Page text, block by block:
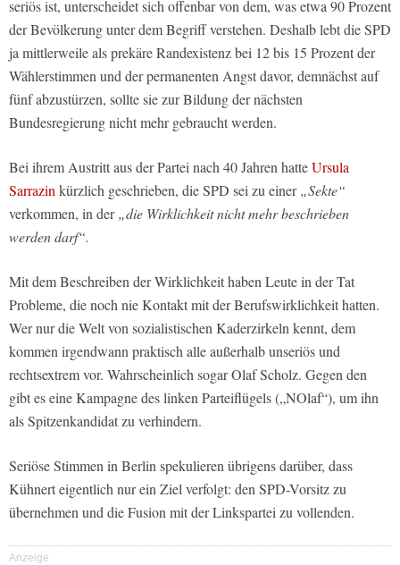
seriös ist, unterscheidet sich offenbar von dem, was etwa 90 Prozent
der Bevölkerung unter dem Begriff verstehen. Deshalb lebt die SPD
ja mittlerweile als prekäre Randexistenz bei 12 bis 15 Prozent der
Wählerstimmen und der permanenten Angst davor, demnächst auf
fünf abzustürzen, sollte sie zur Bildung der nächsten
Bundesregierung nicht mehr gebraucht werden.
Bei ihrem Austritt aus der Partei nach 40 Jahren hatteUrsula
Sarrazin kürzlich geschrieben, die SPD sei zu einer„Sekte“
verkommen, in der„die Wirklichkeit nicht mehr beschrieben
werden darf“.
Mit dem Beschreiben der Wirklichkeit haben Leute in der Tat
Probleme, die noch nie Kontakt mit der Berufswirklichkeit hatten.
Wer nur die Welt von sozialistischen Kaderzirkeln kennt, dem
kommen irgendwann praktisch alle außerhalb unseriös und
rechtsextrem vor. Wahrscheinlich sogar Olaf Scholz. Gegen den
gibt es eine Kampagne des linken Parteiflügels („NOlaf“), um ihn
als Spitzenkandidat zu verhindern.
Seriöse Stimmen in Berlin spekulieren übrigens darüber, dass
Kühnert eigentlich nur ein Ziel verfolgt: den SPD-Vorsitz zu
übernehmen und die Fusion mit der Linkspartei zu vollenden.
Anzeige